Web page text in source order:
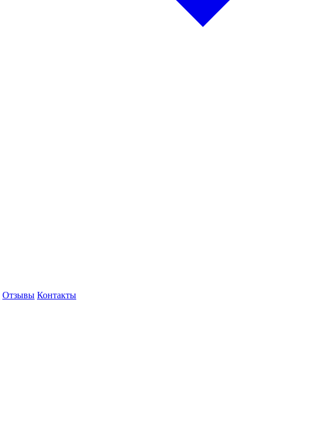
Отзывы Контакты